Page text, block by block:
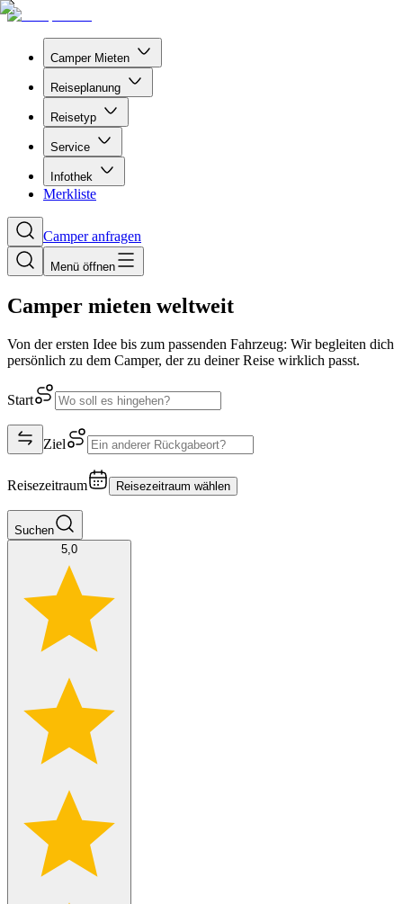
Camper Mieten
Reiseplanung
Reisetyp
Service
Infothek
Merkliste
Camper anfragen
Menü öffnen
Camper mieten weltweit
Von der ersten Idee bis zum passenden Fahrzeug: Wir begleiten dich
persönlich zu dem Camper, der zu deiner Reise wirklich passt.
Start
Ziel
Reisezeitraum Reisezeitraum wählen
Suchen
5,0